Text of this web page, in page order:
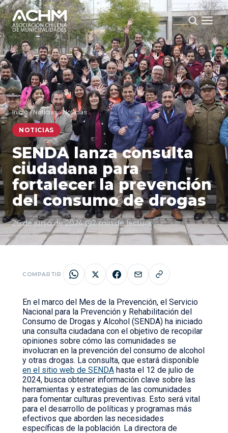
Inicio›Noticias›Noticias
NOTICIAS
SENDA lanza consulta
ciudadana para
fortalecer la prevención
del consumo de drogas
26 de junio de 2024· 2 min de lectura
COMPARTIR
En el marco del Mes de la Prevención, el Servicio
Nacional para la Prevención y Rehabilitación del
Consumo de Drogas y Alcohol (SENDA) ha iniciado
una consulta ciudadana con el objetivo de recopilar
opiniones sobre cómo las comunidades se
involucran en la prevención del consumo de alcohol
y otras drogas. La consulta, que estará disponible
en el sitio web de SENDA hasta el 12 de julio de
2024, busca obtener información clave sobre las
herramientas y estrategias de las comunidades
para fomentar culturas preventivas. Esto será vital
para el desarrollo de políticas y programas más
efectivos que aborden las necesidades
específicas de la población. La directora de